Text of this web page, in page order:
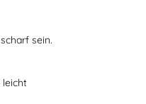
sein.
leicht